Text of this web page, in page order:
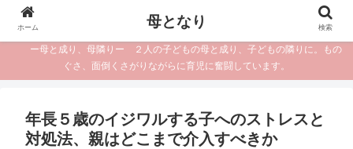
ー母と成り、母隣りー ２人の子どもの母と成り、子どもの隣りに。もの
ぐさ、面倒くさがりながらに育児に奮闘しています。
年長５歳のイジワルする子へのストレスと
対処法、親はどこまで介入すべきか
ホーム 母となり 検索